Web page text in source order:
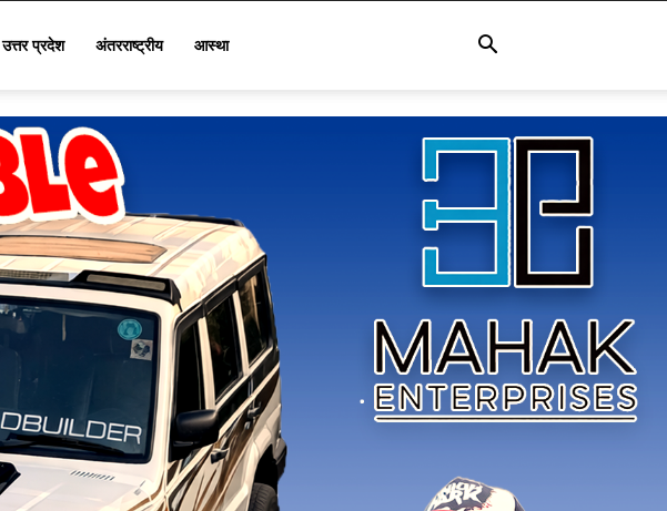
उत्तर प्रदेश अंतरराष्ट्रीय आस्था